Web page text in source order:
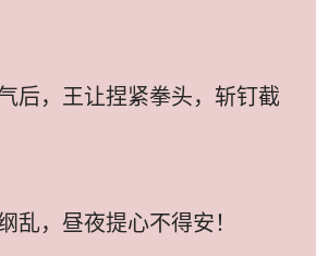
后，王让捏紧拳头，斩钉截
乱，昼夜提心不得安！